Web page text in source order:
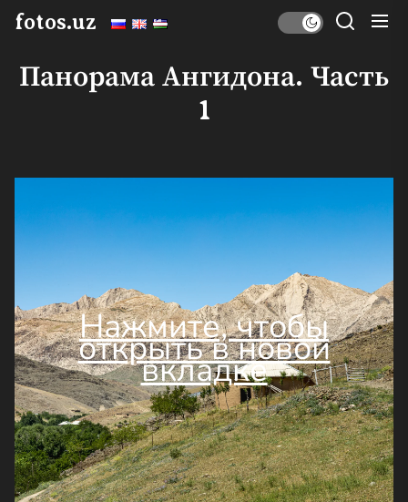
Перейти
fotos.uz
Панорама Ангидона. Часть
1
Нажмите, чтобы
открыть в новой
вкладке